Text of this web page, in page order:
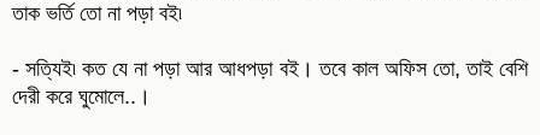
তাক ভর্তি তো না পড়া বই৷
- সত্যিই৷ কত যে না পড়া আর আধপড়া বই। তবে কাল অফিস তো, তাই বেশি
দেরী করে ঘুমোলে..।